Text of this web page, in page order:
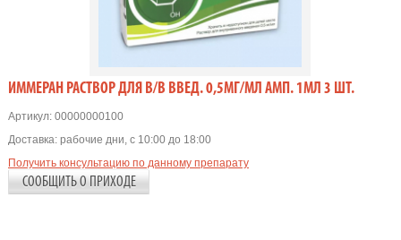
ИММЕРАН РАСТВОР ДЛЯ В/В ВВЕД. 0,5МГ/МЛ АМП. 1МЛ 3 ШТ.
Артикул:00000000100
Доставка: рабочие дни, с 10:00 до 18:00
Получить консультацию по данному препарату
СООБЩИТЬ О ПРИХОДЕ